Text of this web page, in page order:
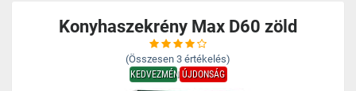
Konyhaszekrény Max D60 zöld
(Összesen 3 értékelés)
KEDVEZMÉNYÚJDONSÁG